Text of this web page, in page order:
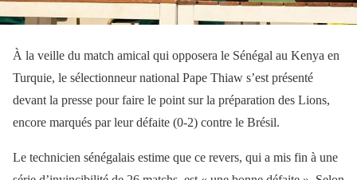
À la veille du match amical qui opposera le Sénégal au Kenya en
Turquie, le sélectionneur national Pape Thiaw s’est présenté
devant la presse pour faire le point sur la préparation des Lions,
encore marqués par leur défaite (0-2) contre le Brésil.
Le technicien sénégalais estime que ce revers, qui a mis fin à une